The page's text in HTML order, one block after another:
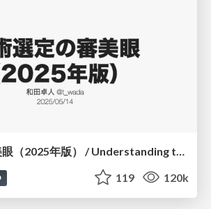
119 120k